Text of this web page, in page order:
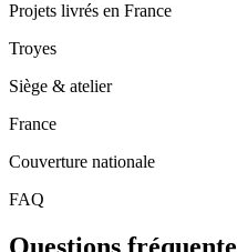
Projets livrés en France
Troyes
Siège & atelier
France
Couverture nationale
FAQ